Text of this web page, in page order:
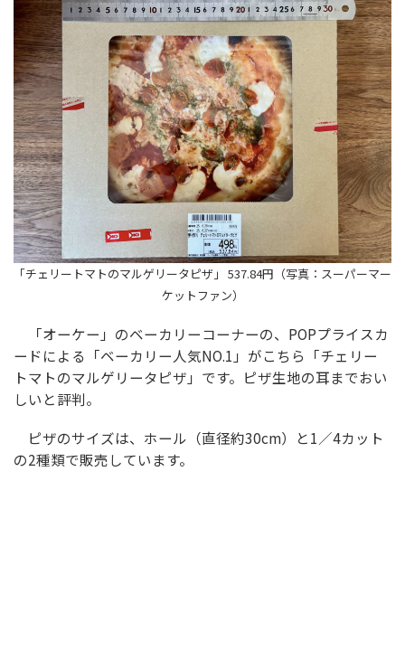
「チェリートマトのマルゲリータピザ」 537.84円（写真：スーパーマー
ケットファン）
「オーケー」のベーカリーコーナーの、POPプライスカ
ードによる「ベーカリー人気NO.1」がこちら「チェリー
トマトのマルゲリータピザ」です。ピザ生地の耳までおい
しいと評判。
ピザのサイズは、ホール（直径約30cm）と1／4カット
の2種類で販売しています。